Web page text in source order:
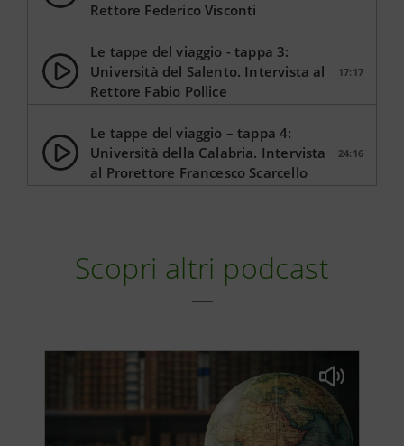
Rettore Federico Visconti
Le tappe del viaggio - tappa 3:
Università del Salento. Intervista al
Rettore Fabio Pollice
17:17
Le tappe del viaggio – tappa 4:
Università della Calabria. Intervista
al Prorettore Francesco Scarcello
24:16
Scopri altri podcast